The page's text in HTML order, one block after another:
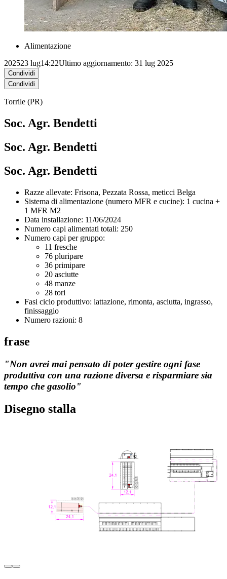
Alimentazione
202523 lug14:22Ultimo aggiornamento: 31 lug 2025
Condividi
Condividi
Torrile (PR)
Soc. Agr. Bendetti
Soc. Agr. Bendetti
Soc. Agr. Bendetti
Razze allevate: Frisona, Pezzata Rossa, meticci Belga
Sistema di alimentazione (numero MFR e cucine): 1 cucina +
1 MFR M2
Data installazione: 11/06/2024
Numero capi alimentati totali: 250
Numero capi per gruppo:
11 fresche
76 pluripare
36 primipare
20 asciutte
48 manze
28 tori
Fasi ciclo produttivo: lattazione, rimonta, asciutta, ingrasso,
finissaggio
Numero razioni: 8
frase
"Non avrei mai pensato di poter gestire ogni fase
produttiva con una razione diversa e risparmiare sia
tempo che gasolio"
Disegno stalla